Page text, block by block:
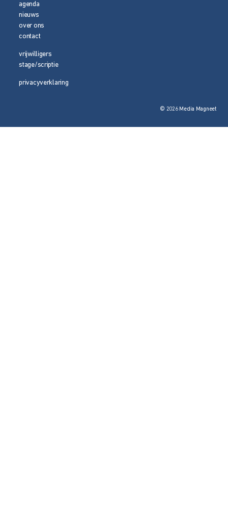
agenda
nieuws
over ons
contact
vrijwilligers
stage/scriptie
privacyverklaring
© 2026 Media Magneet